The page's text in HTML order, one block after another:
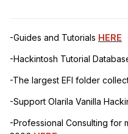
-Guides and Tutorials HERE
-Hackintosh Tutorial
-The largest EFI folder
-Support Olarila Vanilla
-Professional Consulting for